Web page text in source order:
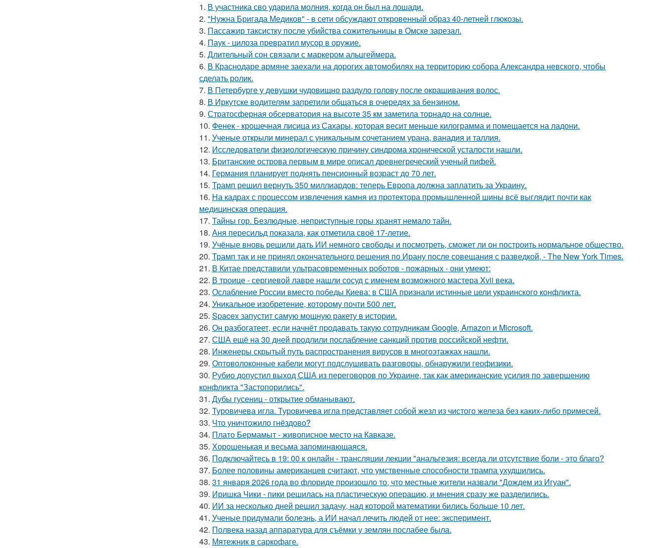
1. В участника сво ударила молния, когда он был на лошади.
2. "Нужна Бригада Медиков" - в сети обсуждают откровенный образ 40-летней глюкозы.
3. Пассажир таксистку после убийства сожительницы в Омске зарезал.
4. Паук - цилоза превратил мусор в оружие.
5. Длительный сон связали с маркером альцгеймера.
6. В Краснодаре армяне заехали на дорогих автомобилях на территорию собора Александра невского, чтобы
сделать ролик.
7. В Петербурге у девушки чудовищно раздуло голову после окрашивания волос.
8. В Иркутске водителям запретили общаться в очередях за бензином.
9. Стратосферная обсерватория на высоте 35 км заметила торнадо на солнце.
10. Фенек - крошечная лисица из Сахары, которая весит меньше килограмма и помещается на ладони.
11. Ученые открыли минерал с уникальным сочетанием урана, ванадия и таллия.
12. Исследователи физиологическую причину синдрома хронической усталости нашли.
13. Британские острова первым в мире описал древнегреческий ученый пифей.
14. Германия планирует поднять пенсионный возраст до 70 лет.
15. Трамп решил вернуть 350 миллиардов: теперь Европа должна заплатить за Украину.
16. На кадрах с процессом извлечения камня из протектора промышленной шины всё выглядит почти как
медицинская операция.
17. Тайны гор. Безлюдные, неприступные горы хранят немало тайн.
18. Аня пересильд показала, как отметила своё 17-летие.
19. Учёные вновь решили дать ИИ немного свободы и посмотреть, сможет ли он построить нормальное общество.
20. Трамп так и не принял окончательного решения по Ирану после совещания с разведкой, - The New York Times.
21. В Китае представили ультрасовременных роботов - пожарных - они умеют:
22. В троице - сергиевой лавре нашли сосуд с именем возможного мастера Xvii века.
23. Ослабление России вместо победы Киева: в США признали истинные цели украинского конфликта.
24. Уникальное изобретение, которому почти 500 лет.
25. Spacex запустит самую мощную ракету в истории.
26. Он разбогатеет, если начнёт продавать такую сотрудникам Google, Amazon и Microsoft.
27. США ещё на 30 дней продлили послабление санкций против российской нефти.
28. Инженеры скрытый путь распространения вирусов в многоэтажках нашли.
29. Оптоволоконные кабели могут подслушивать разговоры, обнаружили геофизики.
30. Рубио допустил выход США из переговоров по Украине, так как американские усилия по завершению
конфликта "Застопорились".
31. Дубы гусениц - открытие обманывают.
32. Туровичева игла. Туровичева игла представляет собой жезл из чистого железа без каких-либо примесей.
33. Что уничтожило гнёздово?
34. Плато Бермамыт - живописное место на Кавказе.
35. Хорoшенькая и весьма запоминaющаяся.
36. Подключайтесь в 19: 00 к онлайн - трансляции лекции "анальгезия: всегда ли отсутствие боли - это благо?
37. Более половины американцев считают, что умственные способности трампа ухудшились.
38. 31 января 2026 года во флориде произошло то, что местные жители назвали "Дождем из Игуан".
39. Иришка Чики - пики решилась на пластическую операцию, и мнения сразу же разделились.
40. ИИ за несколько дней решил задачу, над которой математики бились больше 10 лет.
41. Ученые придумали болезнь, а ИИ начал лечить людей от нее: эксперимент.
42. Полвека назад аппаратура для съёмки у землян послабее была.
43. Мятежник в саркофаге.